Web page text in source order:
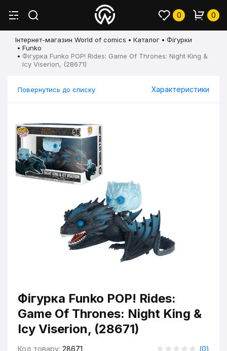
0 0
Інтернет-магазин World of comics Каталог
Фігурки
Funko
Фігурка Funko POP! Rides: Game Of Thrones: Night King &
Icy Viserion, (28671)
Повернутись до списку Характеристики
Фігурка Funko POP! Rides:
Game Of Thrones: Night King &
Icy Viserion, (28671)
Код товару: 28671 (0)